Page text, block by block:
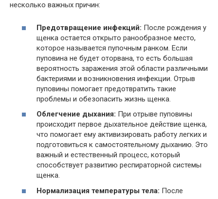
несколько важных причин:
Предотвращение инфекций: После рождения у
щенка остается открыто ранообразное место,
которое называется пупочным ранком. Если
пуповина не будет оторвана, то есть большая
вероятность заражения этой области различными
бактериями и возникновения инфекции. Отрыв
пуповины помогает предотвратить такие
проблемы и обезопасить жизнь щенка.
Облегчение дыхания: При отрыве пуповины
происходит первое дыхательное действие щенка,
что помогает ему активизировать работу легких и
подготовиться к самостоятельному дыханию. Это
важный и естественный процесс, который
способствует развитию респираторной системы
щенка.
Нормализация температуры тела: После